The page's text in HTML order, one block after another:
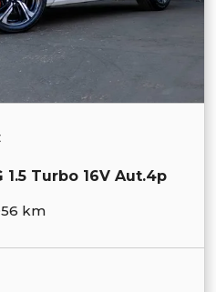
1.5 Turbo 16V Aut.4p
km